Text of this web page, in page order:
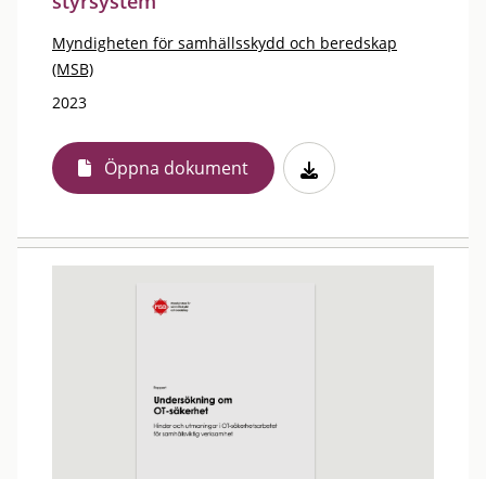
Myndigheten för samhällsskydd och beredskap
(MSB)
2023
Öppna dokument